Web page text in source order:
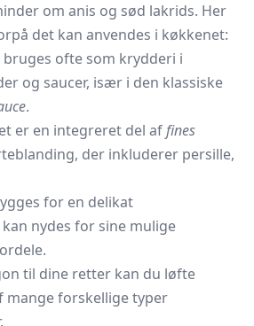
om anis og sød lakrids. Her
det kan anvendes i køkkenet:
bruges ofte som krydderi i
og saucer, især i den klassiske
.
er en integreret del affines
der inkluderer persille,
for en delikat
nydes for sine mulige
til dine retter kan du løfte
mange forskellige typer